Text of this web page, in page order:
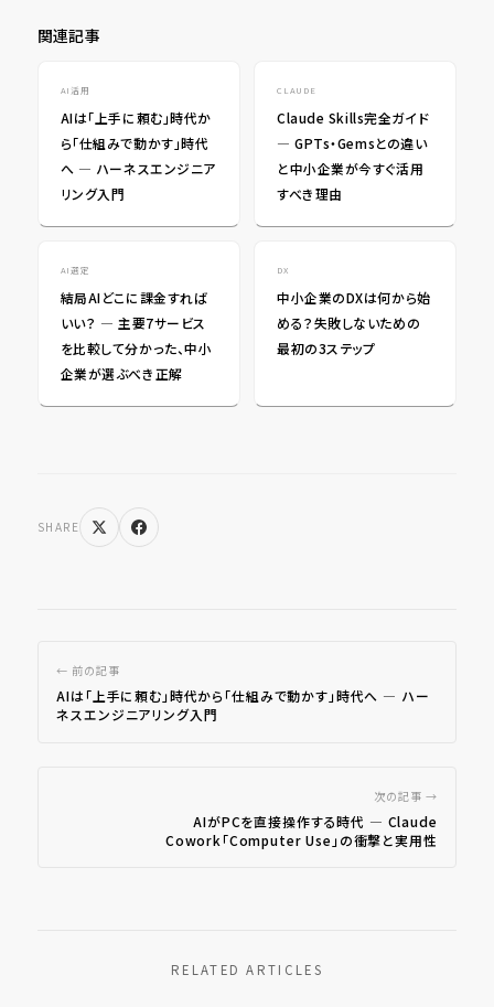
関連記事
AI活用
AIは「上手に頼む」時代か
ら「仕組みで動かす」時代
へ ― ハーネスエンジニア
リング入門
CLAUDE
Claude Skills完全ガイド
― GPTs・Gemsとの違い
と中小企業が今すぐ活用
すべき理由
AI選定
結局AIどこに課金すれば
いい？ ― 主要7サービス
を比較して分かった、中小
企業が選ぶべき正解
DX
中小企業のDXは何から始
める？失敗しないための
最初の3ステップ
SHARE
← 前の記事
AIは「上手に頼む」時代から「仕組みで動かす」時代へ ― ハー
ネスエンジニアリング入門
次の記事 →
AIがPCを直接操作する時代 ― Claude
Cowork「Computer Use」の衝撃と実用性
RELATED ARTICLES